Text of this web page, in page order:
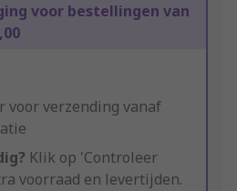
voor bestellingen van
voor verzending vanaf
Klik op 'Controleer
voorraad en levertijden.